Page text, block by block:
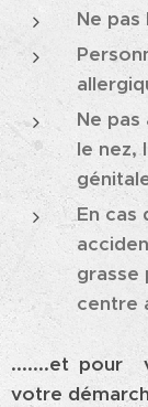
Ne
Ne pas
le nez,
En cas
grasse
centre
.......et pour
votre